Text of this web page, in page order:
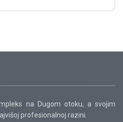
na Dugom otoku, a svojim
profesionalnoj razini.